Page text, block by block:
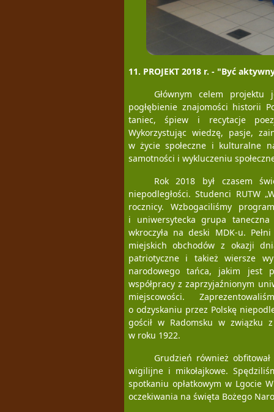
11. PROJEKT 2018 r. - "Być
Głównym celem
pogłębienie znajomości historii
taniec, śpiew i recytacje
Wykorzystując wiedzę, pasje,
w życie społeczne i kulturalne
samotności i wykluczeniu
Rok 2018 był czasem
niepodległości. Studenci RUTW
rocznicy. Wzbogaciliśmy
i uniwersytecka grupa
wkroczyła na deski MDK-u.
miejskich obchodów z okazji
patriotyczne i takież wiersze
narodowego tańca, jakim jest
współpracy z zaprzyjaźnionym
miejscowości.
o odzyskaniu przez Polskę
gościł w Radomsku w związku
w roku 1922.
Grudzień również
wigilijne i mikołajkowe.
spotkaniu opłatkowym w Lgocie
oczekiwania na święta Bożego